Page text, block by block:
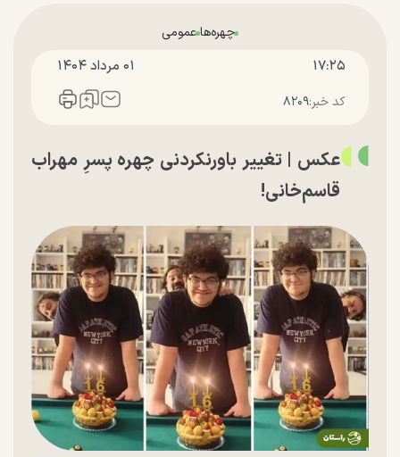
چهره‌هاعمومی
۱۷:۲۵ ۰۱ مرداد ۱۴۰۴
کد خبر:۸۲۰۹
عکس | تغییر باورنکردنی چهره پسرِ مهراب
قاسم‌خانی!